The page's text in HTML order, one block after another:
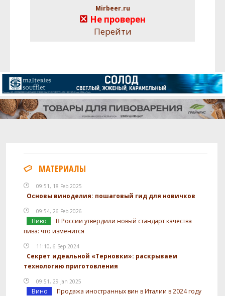
Mirbeer.ru
Не проверен
Перейти
МАТЕРИАЛЫ
09:51, 18 Feb 2025
Основы виноделия: пошаговый гид для новичков
09:54, 26 Feb 2026
Пиво
В России утвердили новый стандарт качества
пива: что изменится
11:10, 6 Sep 2024
Секрет идеальной «Терновки»: раскрываем
технологию приготовления
09:51, 29 Jan 2025
Вино
Продажа иностранных вин в Италии в 2024 году